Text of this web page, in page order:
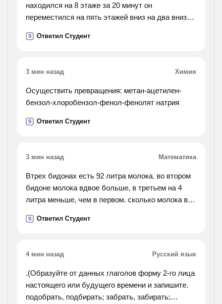
находился на 8 этаже за 20 минут он
переместился на пять этажей вниз на два вниз
вниз на каком этаже лифт ноходится после всех
этажа 2.7 метра?
S Ответил Студент
3 мин назад Химия
Осуществить превращения: метан-ацетилен-
бензол-хлоробензол-фенол-фенолят натрия
S Ответил Студент
3 мин назад Математика
Втрех бидонах есть 92 литра молока. во втором
бидоне молока вдвое больше, в третьем на 4
литра меньше, чем в первом. сколько молока в
S Ответил Студент
4 мин назад Русский язык
.(Образуйте от данных глаголов форму 2-го лица
настоящего или будущего времени и запишите.
подобрать, подбирать; забрать, забирать;